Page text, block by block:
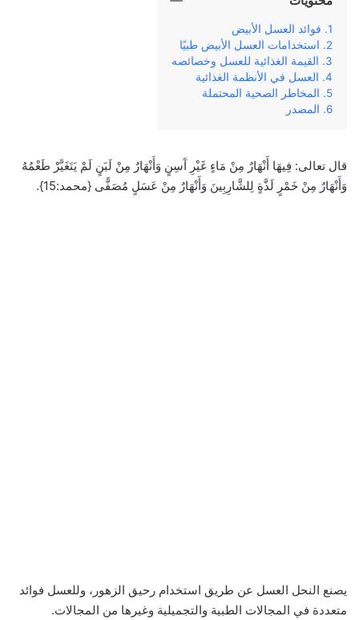
فوائد العسل الأبيض
استخدامات العسل الأبيض طبيًا
القيمة الغذائية للعسل وخصائصه
العسل في الأنظمة الغذائية
المخاطر الصحية المحتملة
المصدر
قال تعالى: فِيهَا أَنْهَارٌ مِنْ مَاءٍ غَيْرِ آَسِنٍ وَأَنْهَارٌ مِنْ لَبَنٍ لَمْ يَتَغَيَّرْ طَعْمُهُ
وَأَنْهَارٌ مِنْ خَمْرٍ لَذَّةٍ لِلشَّارِبِينَ وَأَنْهَارٌ مِنْ عَسَلٍ مُصَفًّى {محمد:15}.
يصنع النحل العسل عن طريق استخدام رحيق الزهور، وللعسل فوائد
متعددة في المجالات الطبية والتجميلية وغيرها من المجالات.